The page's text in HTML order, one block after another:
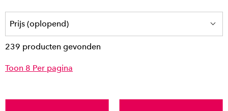
239 producten gevonden
Toon 8 Per pagina